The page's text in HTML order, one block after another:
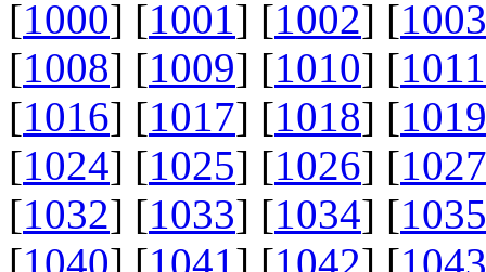
[1000] [1001] [1002] [1003
[1008] [1009] [1010] [1011
[1016] [1017] [1018] [1019
[1024] [1025] [1026] [1027
[1032] [1033] [1034] [1035